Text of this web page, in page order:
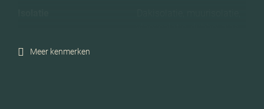
Meer kenmerken